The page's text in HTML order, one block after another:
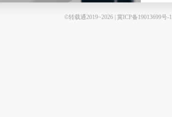
©转载通2019~2026 | 冀ICP备19013699号-1